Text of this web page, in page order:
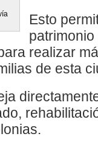
Esto
realizar
de esta